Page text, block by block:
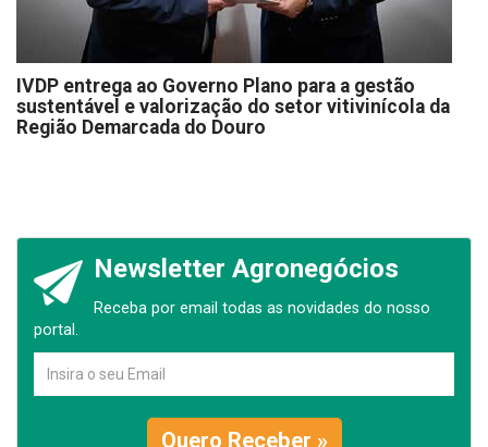
IVDP entrega ao Governo Plano para a gestão
sustentável e valorização do setor vitivinícola da
Região Demarcada do Douro
Newsletter Agronegócios
Receba por email todas as novidades do nosso
portal.
Quero Receber »